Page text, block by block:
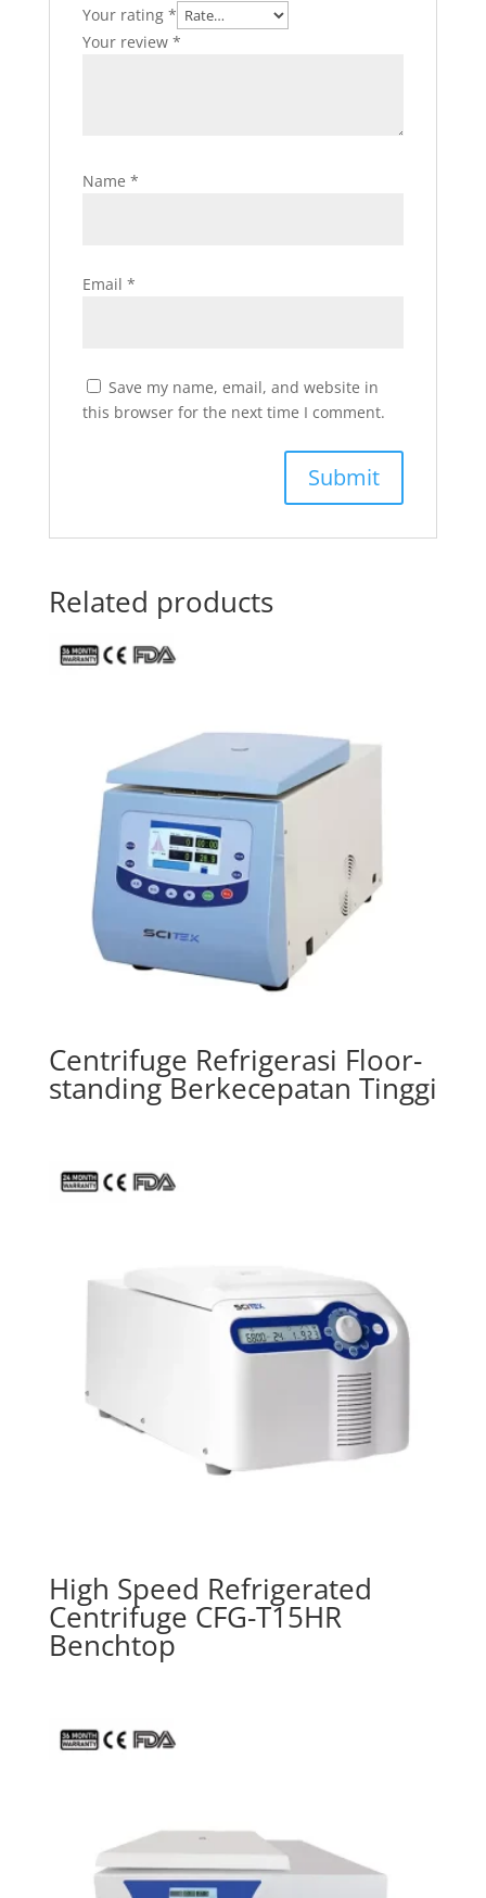
Your rating *
Your review *
Name *
Email *
Save my name, email, and website in
this browser for the next time I comment.
Related products
Centrifuge Refrigerasi Floor-
standing Berkecepatan Tinggi
High Speed Refrigerated
Centrifuge CFG-T15HR
Benchtop